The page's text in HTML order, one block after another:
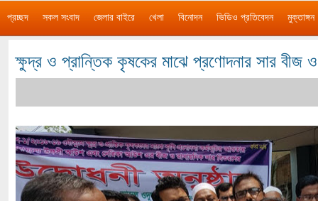
প্রচ্ছদ সকল সংবাদ জেলার বাইরে খেলা বিনোদন ভিডিও প্রতিবেদন মুক্তাঙ্গন
ক্ষুদ্র ও প্রান্তিক কৃষকের মাঝে প্রণোদনার সার বীজ